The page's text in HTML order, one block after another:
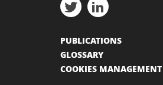
PUBLICATIONS
GLOSSARY
COOKIES MANAGEMENT